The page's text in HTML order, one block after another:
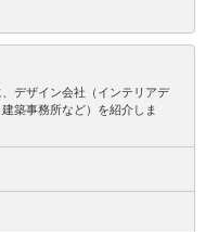
デザイン会社（インテリアデ
築事務所など）を紹介しま